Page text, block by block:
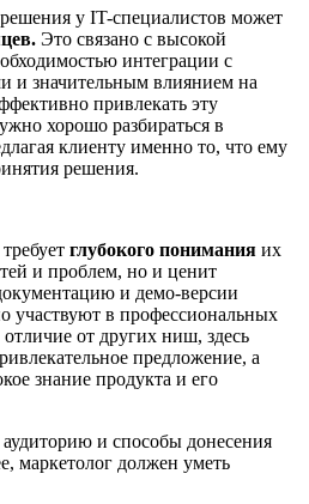
у IT-специалистов может
Это связано с высокой
интеграции с
и значительным влиянием на
привлекать эту
хорошо разбираться в
клиенту именно то, что ему
решения.
глубокого понимания их
и проблем, но и ценит
и демо-версии
участвуют в профессиональных
от других ниш, здесь
предложение, а
знание продукта и его
и способы донесения
маркетолог должен уметь